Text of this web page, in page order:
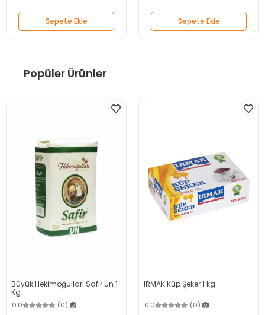
Sepete Ekle Sepete Ekle
Popüler Ürünler
Büyük Hekimoğulları Safir Un 1
Kg
0.0 (0)
IRMAK Küp Şeker 1 kg
0.0 (0)